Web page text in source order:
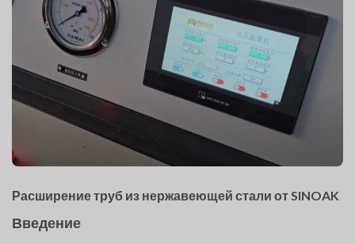
Расширение труб из нержавеющей стали от SINOAK
Введение